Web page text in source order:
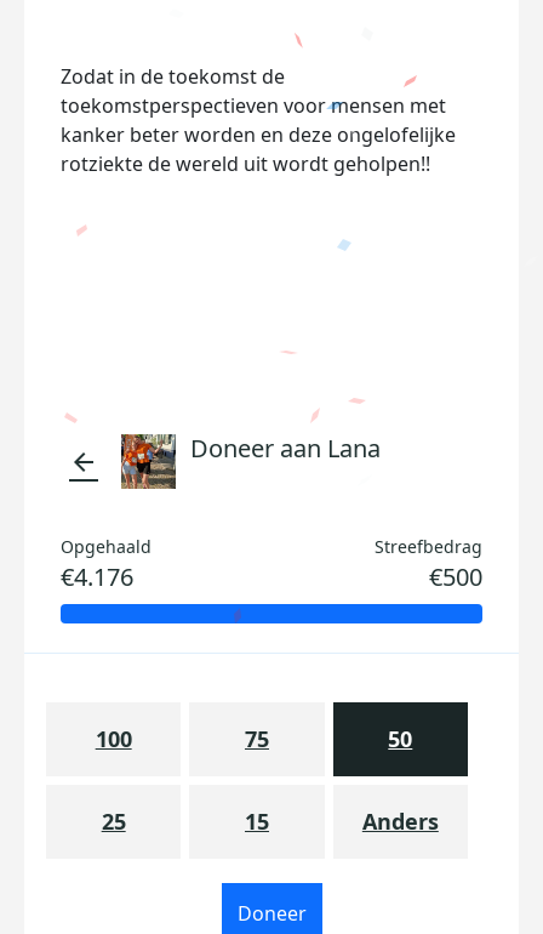
Zodat in de toekomst de
toekomstperspectieven voor mensen met
kanker beter worden en deze ongelofelijke
rotziekte de wereld uit wordt geholpen!!
arrow_back Doneer aan Lana
Opgehaald
€4.176
Streefbedrag
€500
100 75 50
25 15 Anders
Doneer